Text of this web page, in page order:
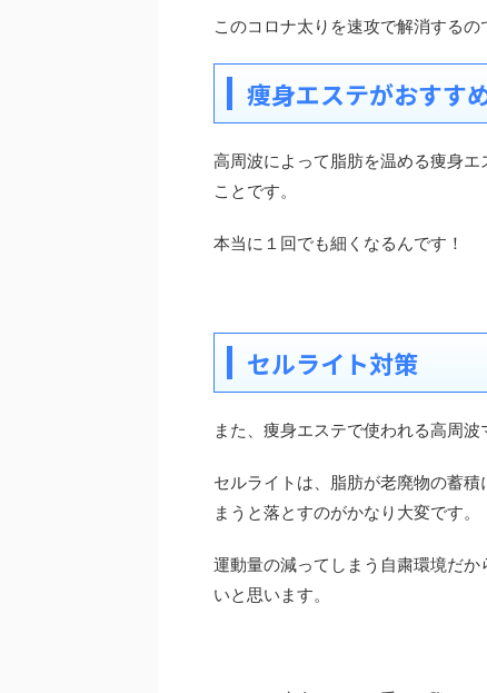
このコロナ太りを速攻で解消するの
痩身エステがおすす
高周波によって脂肪を温める痩身エ
ことです。
本当に１回でも細くなるんです！
セルライト対策
また、痩身エステで使われる高周波
セルライトは、脂肪が老廃物の蓄
まうと落とすのがかなり大変です。
運動量の減ってしまう自粛環境だ
いと思います。